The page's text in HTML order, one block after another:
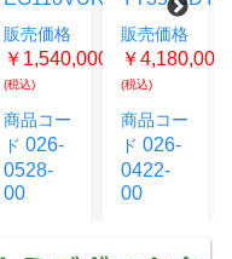
販売価格
￥4,180,000-
(税込)
商品コー
ド 026-
0422-
00
販売価格
￥2,585,000-
(税込)
商品コー
ド024-
1121-
00